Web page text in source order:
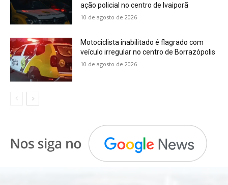
ação policial no centro de Ivaiporã
10 de agosto de 2026
Motociclista inabilitado é flagrado com
veículo irregular no centro de Borrazópolis
10 de agosto de 2026